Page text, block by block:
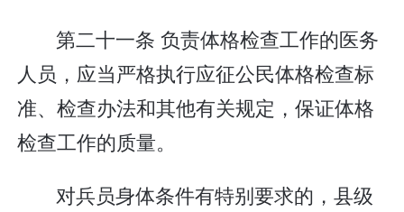
第二十一条 负责体格检查工作的医务
人员，应当严格执行应征公民体格检查标
准、检查办法和其他有关规定，保证体格
检查工作的质量。
对兵员身体条件有特别要求的，县级